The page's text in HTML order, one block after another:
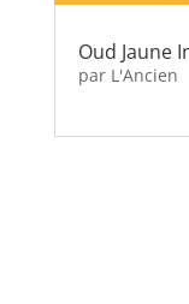
Oud Jaune
par L'Ancien